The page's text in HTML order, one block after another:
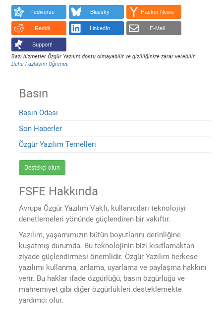
Fediverse Bluesky Hacker News
Reddit LinkedIn E-Mail
Support!
Bazı hizmetler Özgür Yazılım dostu olmayabilir ve gizliliğinize zarar verebilir.
Daha Fazlasını Öğrenin.
Basın
Basın Odası
Son Haberler
Özgür Yazılım Temelleri
Destekçi olun
FSFE Hakkında
Avrupa Özgür Yazılım Vakfı, kullanıcıları teknolojiyi
denetlemeleri yönünde güçlendiren bir vakıftır.
Yazılım, yaşamımızın bütün boyutlarını derinliğine
kuşatmış durumda. Bu teknolojinin bizi kısıtlamaktan
ziyade güçlendirmesi önemlidir. Özgür Yazılım herkese
yazılımı kullanma, anlama, uyarlama ve paylaşma hakkını
verir. Bu haklar ifade özgürlüğü, basın özgürlüğü ve
mahremiyet gibi diğer özgürlükleri desteklemekte
yardımcı olur.